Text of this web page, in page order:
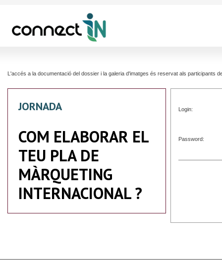
L'accés a la documentació del dossier i la galeria d'imatges és reservat als participants
JORNADA
COM ELABORAR EL
TEU PLA DE
MÀRQUETING
INTERNACIONAL ?
Login:
Password: